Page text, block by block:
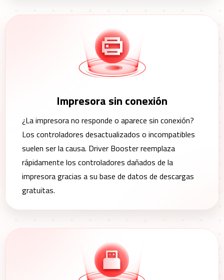
Impresora sin conexión
¿La impresora no responde o aparece sin conexión?
Los controladores desactualizados o incompatibles
suelen ser la causa. Driver Booster reemplaza
rápidamente los controladores dañados de la
impresora gracias a su base de datos de descargas
gratuitas.